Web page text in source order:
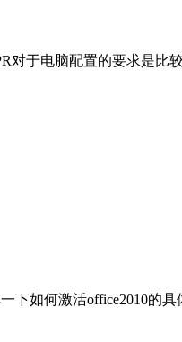
对于电脑配置的要求是比
下如何激活office2010的